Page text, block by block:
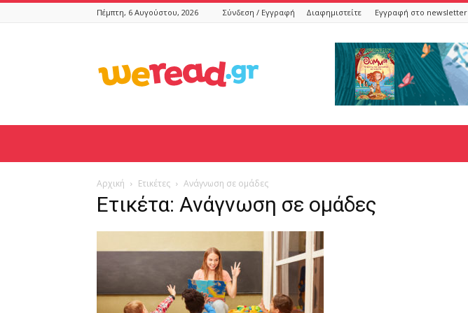
Πέμπτη, 6 Αυγούστου, 2026 Σύνδεση / Εγγραφή Διαφημιστείτε Εγγραφή στο newsletter
Αρχική Ετικέτες Ανάγνωση σε ομάδες
Ετικέτα: Ανάγνωση σε ομάδες